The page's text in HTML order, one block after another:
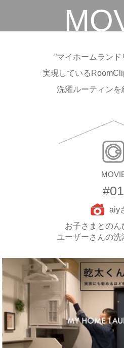
”マイホームランド
実現している
洗濯ルーティンを
#01
aiy
お子さまとのん
ユーザーさんの洗